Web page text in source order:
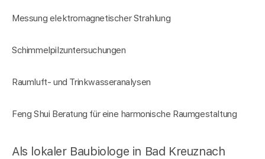
Messung elektromagnetischer Strahlung
Schimmelpilzuntersuchungen
Raumluft- und Trinkwasseranalysen
Feng Shui Beratung für eine harmonische Raumgestaltung
Als lokaler Baubiologe in Bad Kreuznach